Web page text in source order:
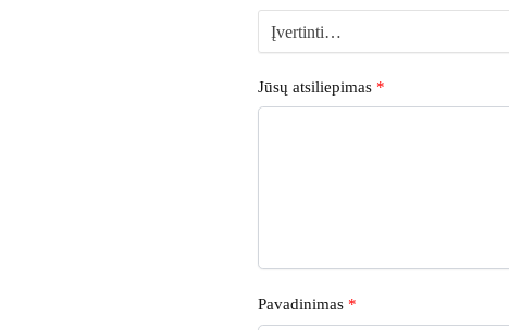
Jūsų atsiliepimas *
Pavadinimas *